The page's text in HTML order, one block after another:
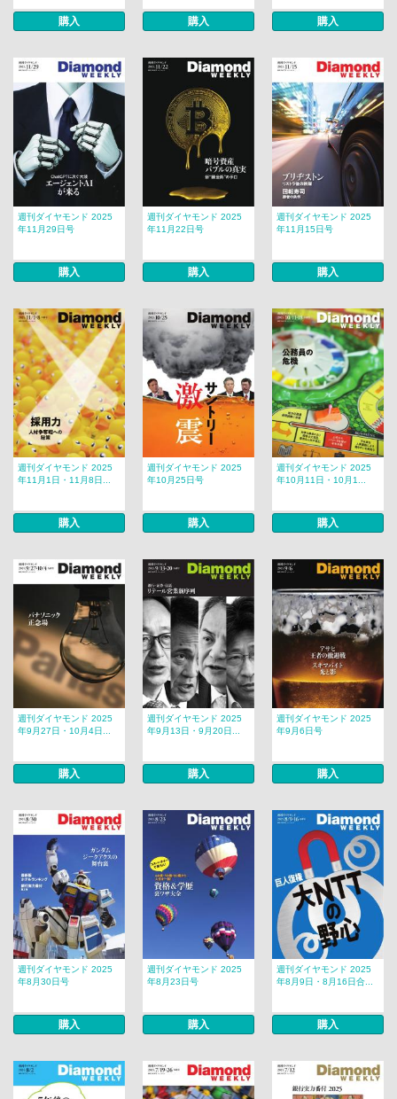
購入 購入 購入
週刊ダイヤモンド 2025
年11月29日号
購入
週刊ダイヤモンド 2025
年11月22日号
購入
週刊ダイヤモンド 2025
年11月15日号
購入
週刊ダイヤモンド 2025
年11月1日・11月8日...
購入
週刊ダイヤモンド 2025
年10月25日号
購入
週刊ダイヤモンド 2025
年10月11日・10月1...
購入
週刊ダイヤモンド 2025
年9月27日・10月4日...
購入
週刊ダイヤモンド 2025
年9月13日・9月20日...
購入
週刊ダイヤモンド 2025
年9月6日号
購入
週刊ダイヤモンド 2025
年8月30日号
購入
週刊ダイヤモンド 2025
年8月23日号
購入
週刊ダイヤモンド 2025
年8月9日・8月16日合...
購入